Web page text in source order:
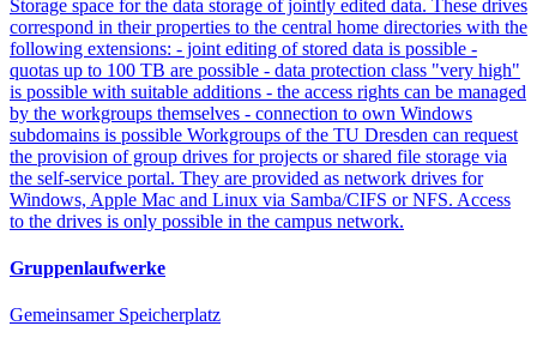
Storage space for the data storage of jointly edited data. These drives
correspond in their properties to the central home directories with the
following extensions: - joint editing of stored data is possible -
quotas up to 100 TB are possible - data protection class "very high"
is possible with suitable additions - the access rights can be managed
by the workgroups themselves - connection to own Windows
subdomains is possible Workgroups of the TU Dresden can request
the provision of group drives for projects or shared file storage via
the self-service portal. They are provided as network drives for
Windows, Apple Mac and Linux via Samba/CIFS or NFS. Access
to the drives is only possible in the campus network.
Gruppenlaufwerke
Gemeinsamer Speicherplatz